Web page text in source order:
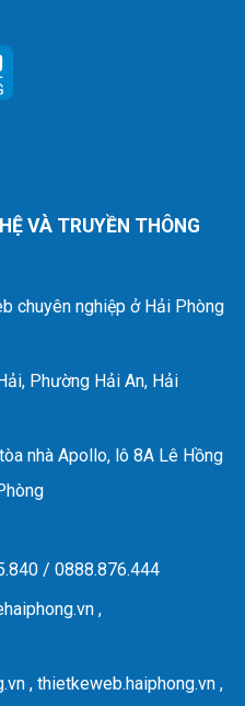
VÀ TRUYỀN THÔNG
chuyên nghiệp ở Hải Phòng
Phường Hải An, Hải
nhà Apollo, lô 8A Lê Hồng
/ 0888.876.444
,
, thietkeweb.haiphong.vn ,